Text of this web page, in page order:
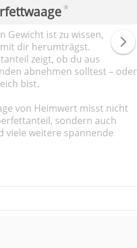
*
Gewicht ist zu wissen,
dir herumträgst.
zeigt, ob du aus
abnehmen solltest – oder
bist.
von Heimwert misst nicht
sondern auch
viele weitere spannende